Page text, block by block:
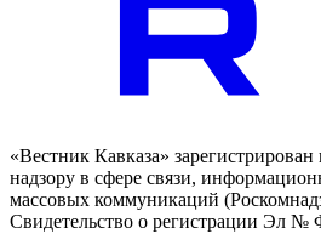
«Вестник Кавказа»
надзору в сфере связи,
массовых коммуникаций
Свидетельство о регистрации Эл №